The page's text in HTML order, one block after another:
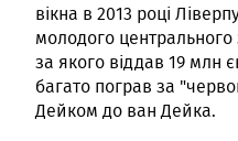
вікна в 2013 році
молодого
за якого віддав 19 млн
багато пограв за
Дейком до ван Дейка.